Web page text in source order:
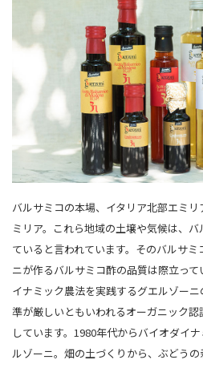
バルサミコの本場、イタリア北部エミ
ミリア。これら地域の土壌や気候は、
ていると言われています。そのバルサ
ニが作るバルサミコ酢の品質は際立っ
イナミック農法を実践するグエルゾー
準が厳しいともいわれるオーガニック
しています。1980年代からバイオダイ
ルゾーニ。畑の土づくりから、ぶどう